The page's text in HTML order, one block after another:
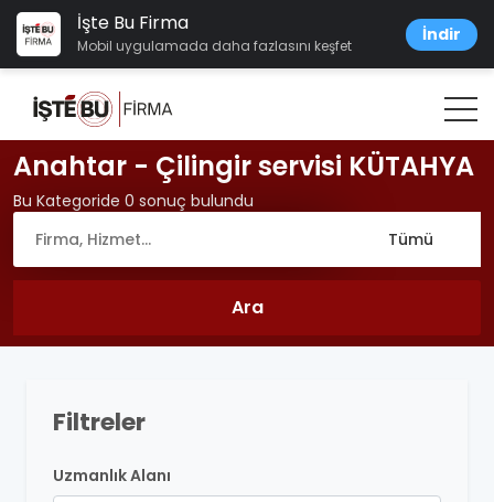
İşte Bu Firma
Mobil uygulamada daha fazlasını keşfet
İndir
Anahtar - Çilingir servisi KÜTAHYA
Bu Kategoride 0 sonuç bulundu
Filtreler
Uzmanlık Alanı